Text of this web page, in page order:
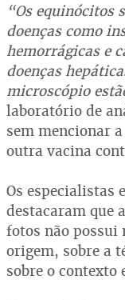
“Os equinócitos
doenças como
hemorrágicas e
doenças
microscópio
laboratório de
sem mencionar
outra vacina
Os especialistas
destacaram que
fotos não possui
origem, sobre a
sobre o contexto